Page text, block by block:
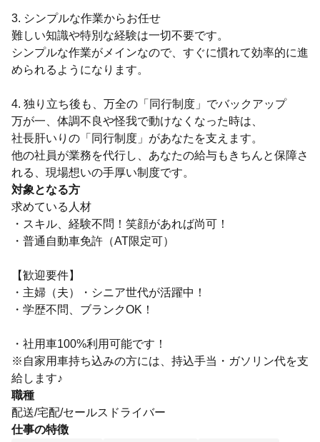
3. シンプルな作業からお任せ
難しい知識や特別な経験は一切不要です。
シンプルな作業がメインなので、すぐに慣れて効率的に進
められるようになります。
4. 独り立ち後も、万全の「同行制度」でバックアップ
万が一、体調不良や怪我で動けなくなった時は、
社長肝いりの「同行制度」があなたを支えます。
他の社員が業務を代行し、あなたの給与もきちんと保障さ
れる、現場想いの手厚い制度です。
対象となる方
求めている人材
・スキル、経験不問！笑顔があれば尚可！
・普通自動車免許（AT限定可）
【歓迎要件】
・主婦（夫）・シニア世代が活躍中！
・学歴不問、ブランクOK！
・社用車100%利用可能です！
※自家用車持ち込みの方には、持込手当・ガソリン代を支
給します♪
職種
配送/宅配/セールスドライバー
仕事の特徴